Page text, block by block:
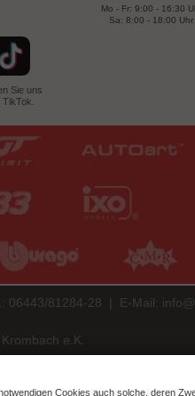
Sie uns
TikTok.
Mo - Fr: 9:00 - 16:30
Sa: 8:00 - 18:00 Uhr
06443/81284-28 | E-Mail:
e.K.
Cookies auch solche, deren